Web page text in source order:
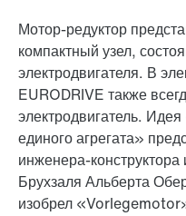
Мотор-редуктор
компактный узел,
электродвигателя. В
EURODRIVE также
электродвигатель.
единого агрегата»
инженера-
Брухзаля Альберта
изобрел